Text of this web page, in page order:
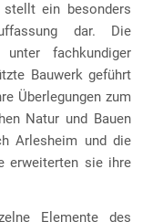
ein besonders
dar. Die
fachkundiger
Bauwerk geführt
Überlegungen zum
Natur und Bauen
Arlesheim und die
erweiterten sie ihre
Elemente des